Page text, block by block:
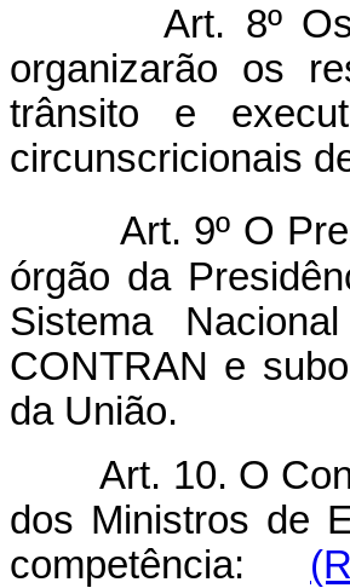
Art. 8º Os
organizarão os
trânsito e
circunscricionais
Art. 9º O
órgão da
Sistema
CONTRAN e
da União.
Art. 10. O
dos Ministros de
competência: